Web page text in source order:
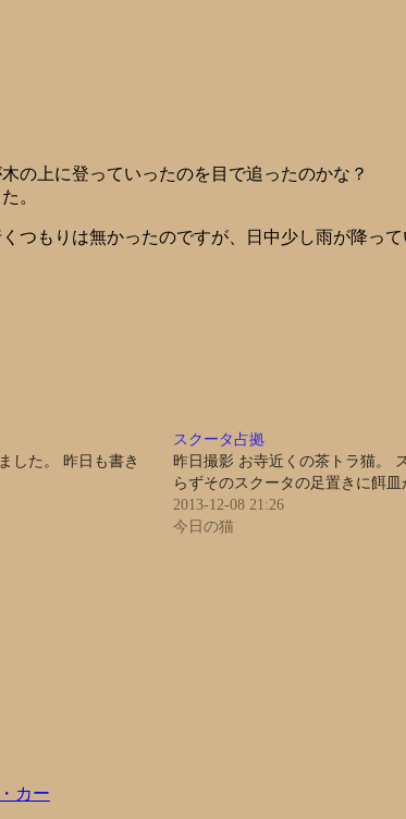
の上に登っていったのを目で追ったのかな？
。
つもりは無かったのですが、日中少し雨が降って
した。 昨日も書き
スクータ占拠
昨日撮影 お寺近くの茶トラ猫。
らずそのスクータの足置きに餌皿
2013-12-08 21:26
今日の猫
カー